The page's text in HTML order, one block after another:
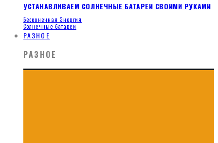
УСТАНАВЛИВАЕМ СОЛНЕЧНЫЕ БАТАРЕИ СВОИМИ РУКАМИ
Бесконечная Энергия
Солнечные батареи
РАЗНОЕ
РАЗНОЕ